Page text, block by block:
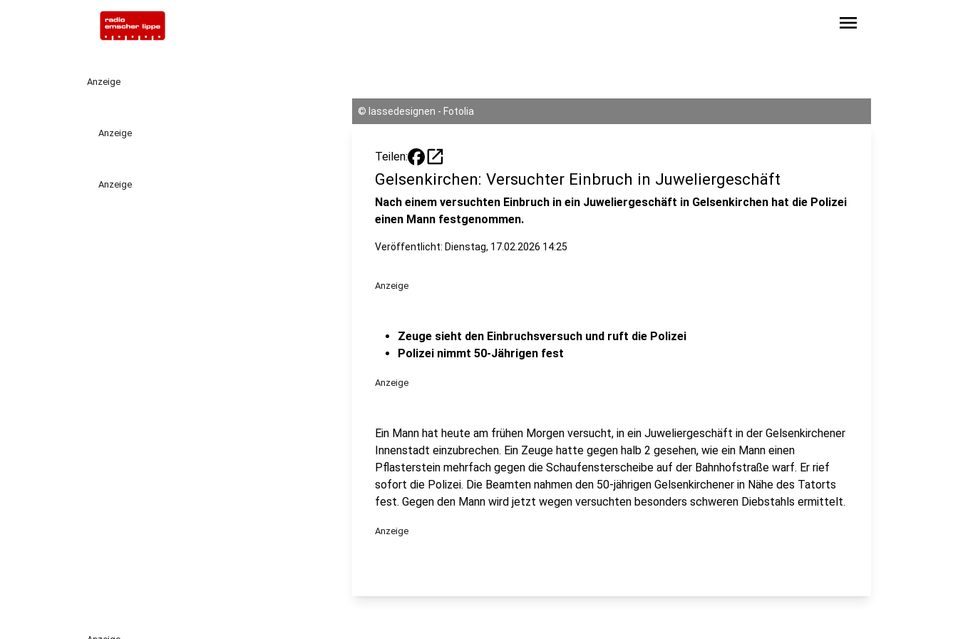
menu
Anzeige
Anzeige
Anzeige
© lassedesignen - Fotolia
Teilen: open_in_new
Gelsenkirchen: Versuchter Einbruch in Juweliergeschäft
Nach einem versuchten Einbruch in ein Juweliergeschäft in Gelsenkirchen hat die Polizei
einen Mann festgenommen.
Veröffentlicht: Dienstag, 17.02.2026 14:25
Anzeige
Zeuge sieht den Einbruchsversuch und ruft die Polizei
Polizei nimmt 50-Jährigen fest
Anzeige
Ein Mann hat heute am frühen Morgen versucht, in ein Juweliergeschäft in der Gelsenkirchener
Innenstadt einzubrechen. Ein Zeuge hatte gegen halb 2 gesehen, wie ein Mann einen
Pflasterstein mehrfach gegen die Schaufensterscheibe auf der Bahnhofstraße warf. Er rief
sofort die Polizei. Die Beamten nahmen den 50-jährigen Gelsenkirchener in Nähe des Tatorts
fest. Gegen den Mann wird jetzt wegen versuchten besonders schweren Diebstahls ermittelt.
Anzeige